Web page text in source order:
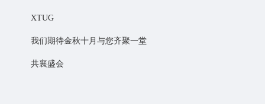
XTUG
我们期待金秋十月与您齐聚一堂
共襄盛会